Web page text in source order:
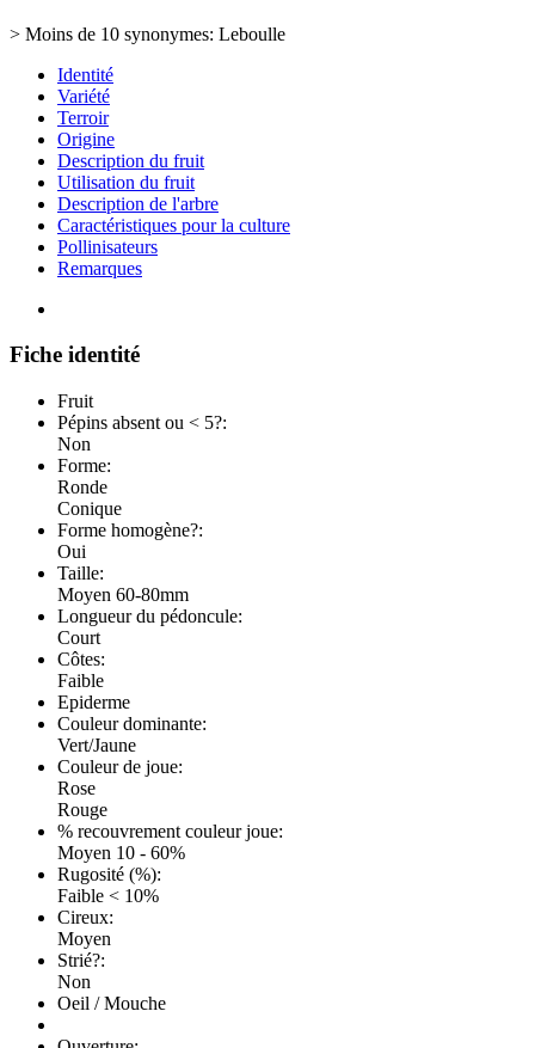
> Moins de 10 synonymes: Leboulle
Identité
Variété
Terroir
Origine
Description du fruit
Utilisation du fruit
Description de l'arbre
Caractéristiques pour la culture
Pollinisateurs
Remarques
Fiche identité
Fruit
Pépins absent ou < 5?:
Non
Forme:
Ronde
Conique
Forme homogène?:
Oui
Taille:
Moyen 60-80mm
Longueur du pédoncule:
Court
Côtes:
Faible
Epiderme
Couleur dominante:
Vert/Jaune
Couleur de joue:
Rose
Rouge
% recouvrement couleur joue:
Moyen 10 - 60%
Rugosité (%):
Faible < 10%
Cireux:
Moyen
Strié?:
Non
Oeil / Mouche